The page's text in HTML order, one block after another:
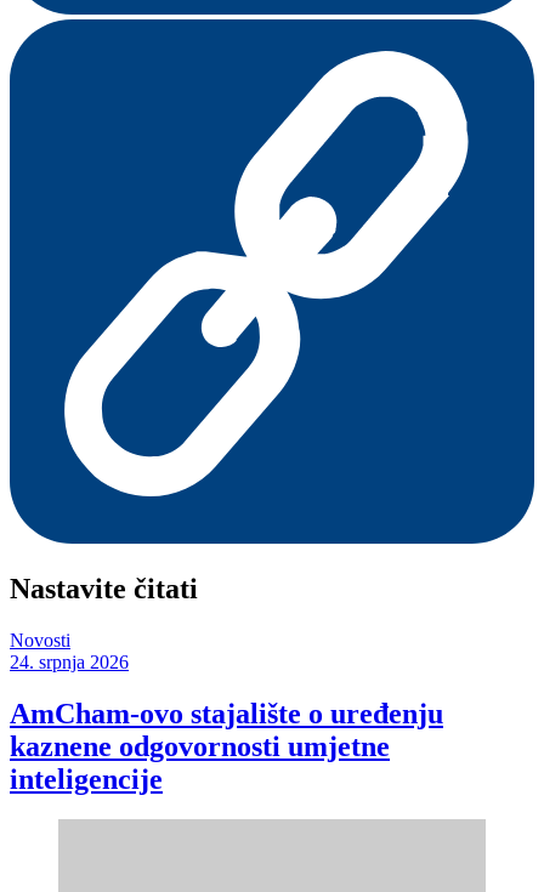
Nastavite čitati
Novosti
24. srpnja 2026
AmCham-ovo stajalište o uređenju
kaznene odgovornosti umjetne
inteligencije